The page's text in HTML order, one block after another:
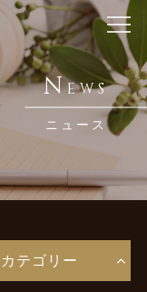
NEWS
ニュース
カテゴリー